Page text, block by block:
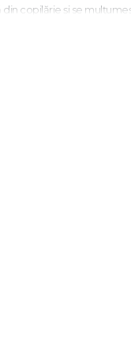
copilărie și se
Numele lui e Talon.
unei iubiri
oprit de atunci. În
mamă, are centura
Colorado, unde
sau pe